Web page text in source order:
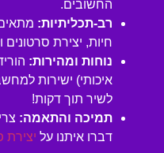
החשובים.
רב-תכליתיות: מתאים
חיות, יצירת
נוחות ומהירות:
איכותי) ישירות
לשיר תוך דקות!
תמיכה והתאמה:
דברו איתנו על יצירת